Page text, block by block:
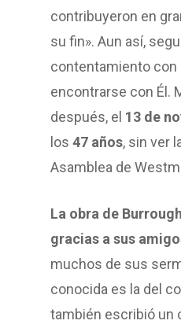
contribuyeron en
su fin». Aun así,
contentamiento con
encontrarse con Él.
después, el 13 de
los 47 años, sin ver
Asamblea de
La obra de
gracias a sus
muchos de sus
conocida es la del
también escribió un